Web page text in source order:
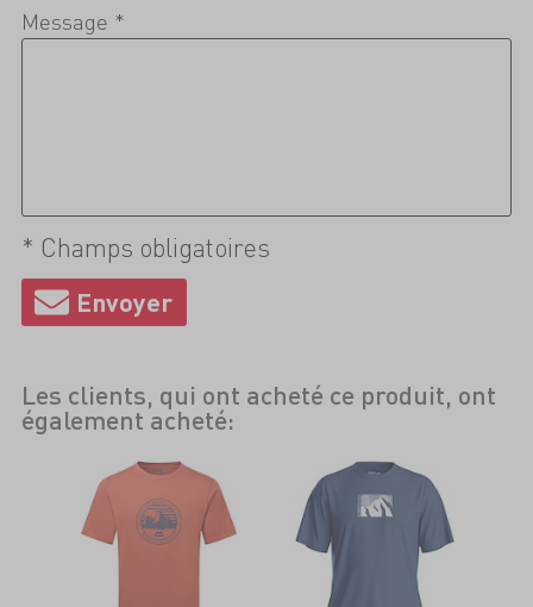
Message *
* Champs obligatoires
Les clients, qui ont acheté ce produit, ont
également acheté: